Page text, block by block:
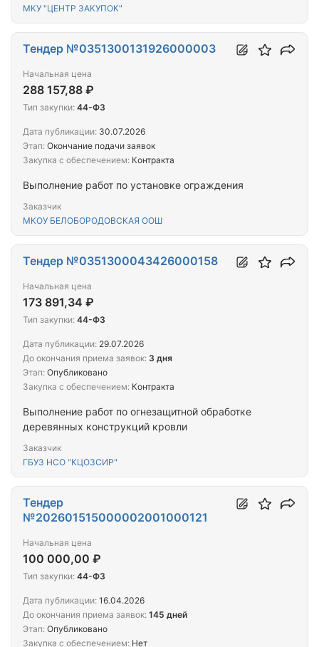
МКУ "ЦЕНТР ЗАКУПОК"
Выполнение работ по установке ограждения
Заказчик
МКОУ БЕЛОБОРОДОВСКАЯ ООШ
Тендер №0351300131926000003
Начальная цена
288 157,88 ₽
Тип закупки: 44-ФЗ
Дата публикации: 30.07.2026
Этап: Окончание подачи заявок
Закупка с обеспечением: Контракта
Выполнение работ по огнезащитной обработке
деревянных конструкций кровли
Заказчик
ГБУЗ НСО "КЦОЗСИР"
Тендер №0351300043426000158
Начальная цена
173 891,34 ₽
Тип закупки: 44-ФЗ
Дата публикации: 29.07.2026
До окончания приема заявок: 3 дня
Этап: Опубликовано
Закупка с обеспечением: Контракта
Тендер
№202601515000002001000121
Начальная цена
100 000,00 ₽
Тип закупки: 44-ФЗ
Дата публикации: 16.04.2026
До окончания приема заявок: 145 дней
Этап: Опубликовано
Закупка с обеспечением: Нет